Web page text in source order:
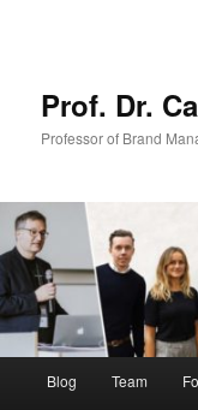
Prof. Dr.
Professor of Brand
Blog Team